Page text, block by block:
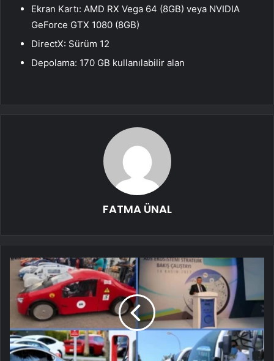
Ekran Kartı: AMD RX Vega 64 (8GB) veya NVIDIA
GeForce GTX 1080 (8GB)
DirectX: Sürüm 12
Depolama: 170 GB kullanılabilir alan
FATMA ÜNAL